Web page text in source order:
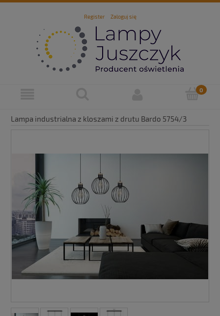
Register Zaloguj się
Lampa industrialna z kloszami z drutu Bardo 5754/3